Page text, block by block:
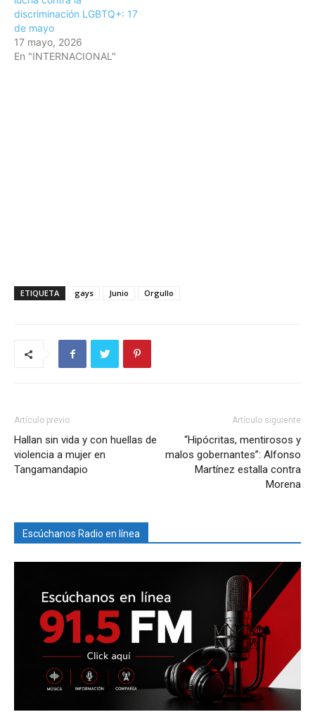
discriminación LGBTQ+: 17
de mayo
17 mayo, 2026
En "INTERNACIONAL"
ETIQUETA gays Junio Orgullo
Artículo previo
Hallan sin vida y con huellas de
violencia a mujer en
Tangamandapio
Artículo siguiente
“Hipócritas, mentirosos y
malos gobernantes”: Alfonso
Martínez estalla contra
Morena
Escúchanos Radio en línea